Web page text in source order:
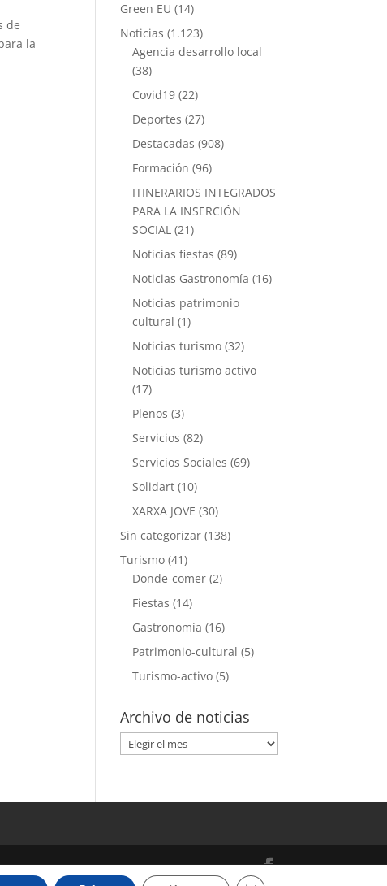
de
la
Green EU (14)
Noticias (1.123)
Agencia desarrollo local
(38)
Covid19 (22)
Deportes (27)
Destacadas (908)
Formación (96)
ITINERARIOS INTEGRADOS
PARA LA INSERCIÓN
SOCIAL (21)
Noticias fiestas (89)
Noticias Gastronomía (16)
Noticias patrimonio
cultural (1)
Noticias turismo (32)
Noticias turismo activo
(17)
Plenos (3)
Servicios (82)
Servicios Sociales (69)
Solidart (10)
XARXA JOVE (30)
Sin categorizar (138)
Turismo (41)
Donde-comer (2)
Fiestas (14)
Gastronomía (16)
Patrimonio-cultural (5)
Turismo-activo (5)
Archivo de noticias
Archivo
de